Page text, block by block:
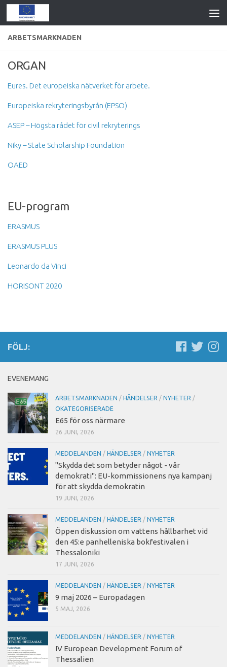
ARBETSMARKNADEN
ORGAN
Eures. Det europeiska nätverket för arbete.
Europeiska rekryteringsbyrån (EPSO)
ASEP – Högsta rådet för civil rekryterings
Niky – State Scholarship Foundation
OAED
EU-program
ERASMUS
ERASMUS PLUS
Leonardo da Vinci
HORISONT 2020
FÖLJ:
EVENEMANG
ARBETSMARKNADEN / HÄNDELSER / NYHETER /
OKATEGORISERADE
E65 för oss närmare
26 JUNI, 2026
MEDDELANDEN / HÄNDELSER / NYHETER
"Skydda det som betyder något - vår
demokrati": EU-kommissionens nya kampanj
för att skydda demokratin
19 JUNI, 2026
MEDDELANDEN / HÄNDELSER / NYHETER
Öppen diskussion om vattens hållbarhet vid
den 45:e panhelleniska bokfestivalen i
Thessaloniki
17 JUNI, 2026
MEDDELANDEN / HÄNDELSER / NYHETER
9 maj 2026 – Europadagen
5 MAJ, 2026
MEDDELANDEN / HÄNDELSER / NYHETER
IV European Development Forum of
Thessalien